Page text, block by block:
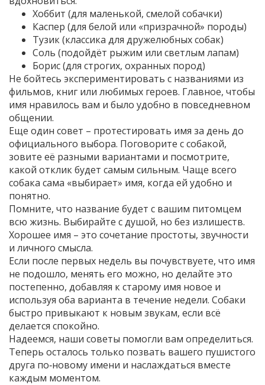
Хоббит (для маленькой, смелой собачки)
Каспер (для белой или «призрачной» породы)
Тузик (классика для дружелюбных собак)
Соль (подойдёт рыжим или светлым лапам)
Борис (для строгих, охранных пород)
Не бойтесь экспериментировать с названиями из
фильмов, книг или любимых героев. Главное, чтобы
имя нравилось вам и было удобно в повседневном
общении.
Еще один совет – протестировать имя за день до
официального выбора. Поговорите с собакой,
зовите её разными вариантами и посмотрите,
какой отклик будет самым сильным. Чаще всего
собака сама «выбирает» имя, когда ей удобно и
понятно.
Помните, что название будет с вашим питомцем
всю жизнь. Выбирайте с душой, но без излишеств.
Хорошее имя – это сочетание простоты, звучности
и личного смысла.
Если после первых недель вы почувствуете, что имя
не подошло, менять его можно, но делайте это
постепенно, добавляя к старому имя новое и
используя оба варианта в течение недели. Собаки
быстро привыкают к новым звукам, если всё
делается спокойно.
Надеемся, наши советы помогли вам определиться.
Теперь осталось только позвать вашего пушистого
друга по‑новому имени и наслаждаться вместе
каждым моментом.